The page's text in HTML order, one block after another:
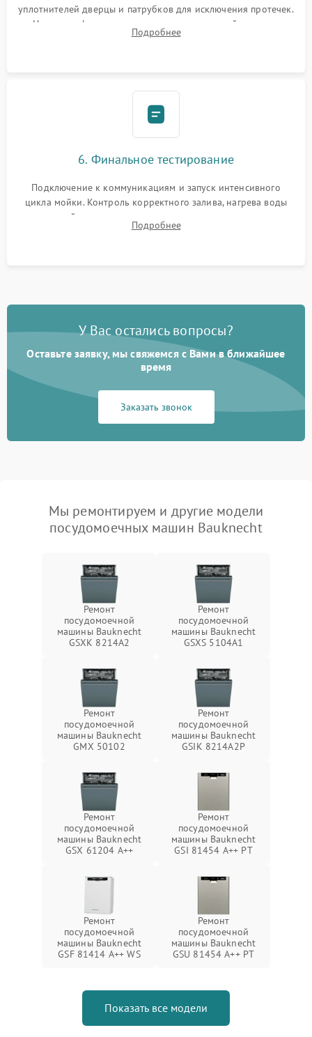
уплотнителей дверцы и патрубков для исключения протечек.
Надежная фиксация хомутов гидравлической системы,
сборка корпуса и установка датчика поплавка.
Подробнее
6. Финальное тестирование
Подключение к коммуникациям и запуск интенсивного
цикла мойки. Контроль корректного залива, нагрева воды
до нужной температуры, отсутствия посторонних шумов,
штатного слива и абсолютной сухости в поддоне.
Подробнее
У Вас остались вопросы?
Оставьте заявку, мы свяжемся с Вами в ближайшее
время
Заказать звонок
Мы ремонтируем и другие модели
посудомоечных машин Bauknecht
Ремонт
посудомоечной
машины Bauknecht
GSXK 8214A2
Ремонт
посудомоечной
машины Bauknecht
GSXS 5104A1
Ремонт
посудомоечной
машины Bauknecht
GMX 50102
Ремонт
посудомоечной
машины Bauknecht
GSIK 8214A2P
Ремонт
посудомоечной
машины Bauknecht
GSX 61204 A++
Ремонт
посудомоечной
машины Bauknecht
GSI 81454 A++ PT
Ремонт
посудомоечной
машины Bauknecht
GSF 81414 A++ WS
Ремонт
посудомоечной
машины Bauknecht
GSU 81454 A++ PT
Показать все модели